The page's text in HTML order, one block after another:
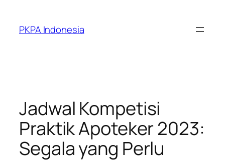
content
PKPA Indonesia
Jadwal Kompetisi
Praktik Apoteker 2023:
Segala yang Perlu